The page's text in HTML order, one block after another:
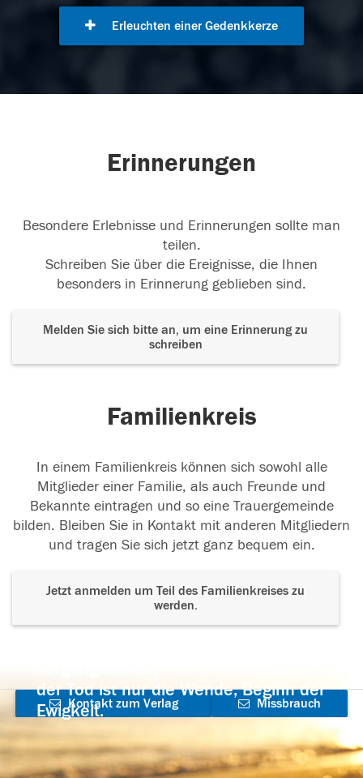
Erleuchten einer Gedenkkerze
Erinnerungen
Besondere Erlebnisse und Erinnerungen sollte man
teilen.
Schreiben Sie über die Ereignisse, die Ihnen
besonders in Erinnerung geblieben sind.
Melden Sie sich bitte an, um eine Erinnerung zu
schreiben
Familienkreis
In einem Familienkreis können sich sowohl alle
Mitglieder einer Familie, als auch Freunde und
Bekannte eintragen und so eine Trauergemeinde
bilden. Bleiben Sie in Kontakt mit anderen Mitgliedern
und tragen Sie sich jetzt ganz bequem ein.
Jetzt anmelden um Teil des Familienkreises zu
werden.
der Tod ist nur die Wende, Beginn der
Ewigkeit.
Kontakt zum Verlag
aufnehmen
Missbrauch